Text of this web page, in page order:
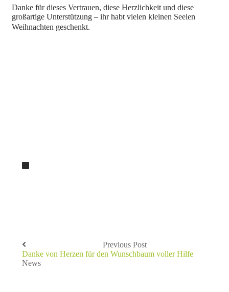
Danke für dieses Vertrauen, diese Herzlichkeit und diese
großartige Unterstützung – ihr habt vielen kleinen Seelen
Weihnachten geschenkt.
Previous Post
Danke von Herzen für den Wunschbaum voller Hilfe
News